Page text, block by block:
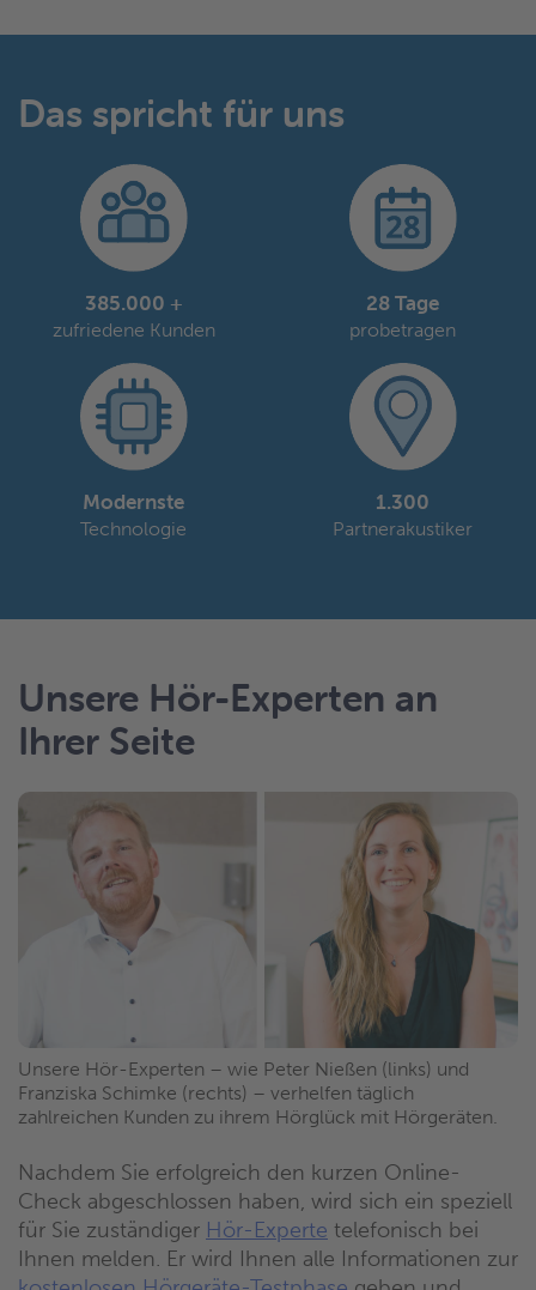
Das spricht für uns
385.000 +
zufriedene Kunden
28 Tage
probetragen
Modernste
Technologie
1.300
Partnerakustiker
Unsere Hör-Experten an
Ihrer Seite
Unsere Hör-Experten – wie Peter Nießen (links) und
Franziska Schimke (rechts) – verhelfen täglich
zahlreichen Kunden zu ihrem Hörglück mit Hörgeräten.
Nachdem Sie erfolgreich den kurzen Online-
Check abgeschlossen haben, wird sich ein speziell
für Sie zuständiger Hör-Experte telefonisch bei
Ihnen melden. Er wird Ihnen alle Informationen zur